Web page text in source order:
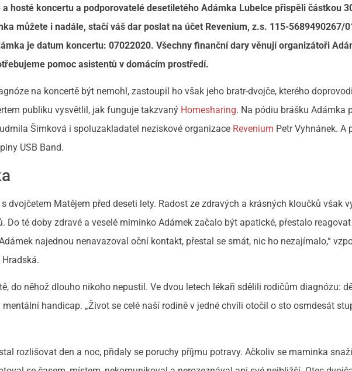
hosté koncertu a podporovatelé desetiletého Adámka Lubelce přispěli částkou
můžete i nadále, stačí váš dar poslat na účet Revenium, z.s. 115-5689490267/
je datum koncertu: 07022020. Všechny finanční dary věnují organizátoři
pomoc asistentů v domácím prostředí.
na koncertě být nemohl, zastoupil ho však jeho bratr-dvojče, kterého
publiku vysvětlil, jak funguje takzvaný Homesharing. Na pódiu brášku Adámka
Šimková i spoluzakladatel neziskové organizace Revenium Petr Vyhnánek. A
USB Band.
dvojčetem Matějem před deseti lety. Radost ze zdravých a krásných kloučků však
Do té doby zdravé a veselé miminko Adámek začalo být apatické, přestalo
najednou nenavazoval oční kontakt, přestal se smát, nic ho nezajímalo,“
do něhož dlouho nikoho nepustil. Ve dvou letech lékaři sdělili rodičům diagnózu:
handicap. „Život se celé naší rodině v jedné chvíli otočil o sto osmdesát
rozlišovat den a noc, přidaly se poruchy příjmu potravy. Ačkoliv se maminka